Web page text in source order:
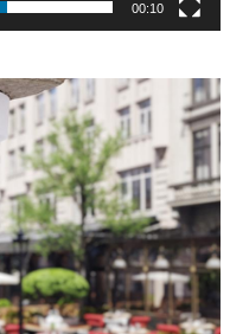
00:10